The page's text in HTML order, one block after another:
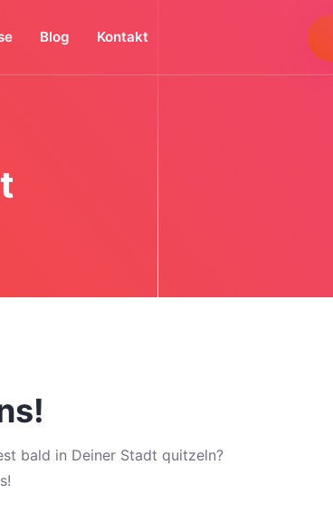
Blog Kontakt
bald in Deiner Stadt quitzeln?